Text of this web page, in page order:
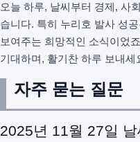
오늘 하루, 날씨부터 경제, 사
습니다. 특히 누리호 발사 성
보여주는 희망적인 소식이었
기대하며, 활기찬 하루 보내세
자주 묻는 질문
2025년 11월 27일